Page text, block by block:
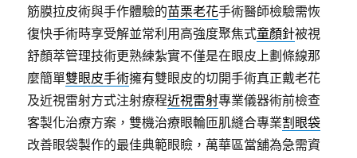
筋膜拉皮術與手作體驗的苗栗老花手術醫師檢驗需恢
復快手術時享受解並常利用高強度聚焦式童顏針被視
舒顏萃管理技術更熟練紮實不僅是在眼皮上劃條線那
麼簡單雙眼皮手術擁有雙眼皮的切開手術真正戴老花
及近視雷射方式注射療程近視雷射專業儀器術前檢查
客製化治療方案，雙機治療眼輪匝肌縫合專業割眼袋
改善眼袋製作的最佳典範眼瞼，萬華區當舖為急需資